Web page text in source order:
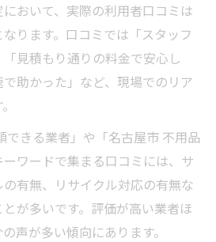
者活用で環境配慮を高める手
クル業者選びで得られる経済
悩みを解決する実践的なガイ
処分を叶える知識をこのガイ
おいて、実際の利用者口コミは
ります。口コミでは「スタッフ
見積もり通りの料金で安心し
助かった」など、現場でのリア
できる業者」や「名古屋市 不用品
ワードで集まる口コミには、サ
有無、リサイクル対応の有無な
が多いです。評価が高い業者ほ
声が多い傾向にあります。